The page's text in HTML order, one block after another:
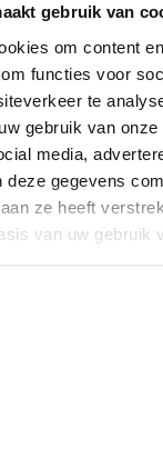
gebruik van
om content
functies voor
te
gebruik van
media,
deze gegevens
ze heeft
van uw gebruik
wanneer het
duizelig,
rustige ruimte
met een vriend,
te houden en
ja is ok.